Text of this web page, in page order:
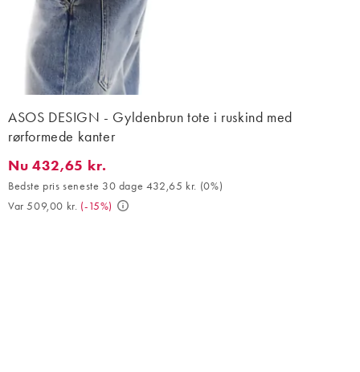
ASOS DESIGN - Gyldenbrun tote i ruskind med
rørformede kanter
Nu 432,65 kr.. Bedste pris seneste 30 dage 432,65 kr. (0%).
Nu 432,65 kr.
Bedste pris seneste 30 dage 432,65 kr. (0%)
Var 509,00 kr. (-15%)